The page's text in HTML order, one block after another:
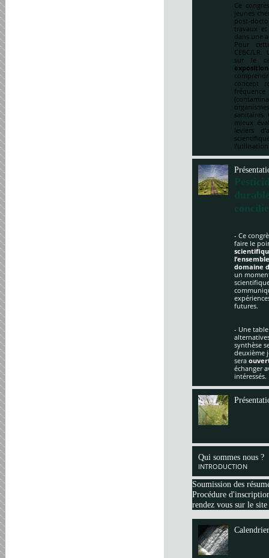
Ce
jeunes
post-
travaux
dans une
Pour
CEBC/
sur le
concept
sanitaires.
mieux
leviers
- Ce
faire le
domaine
un
futures.
- Une
synthèse
deuxième
sera
échanger
intéressés.
Qui sommes nous ?
INTRODUCTION
Soumission des
Procédure
rendez vous sur le
Calendrier